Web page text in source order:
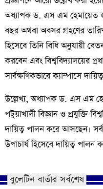
অধ্যাপক ড. এস এম হেমায়েত
বছর অথবা অবসর গ্রহণের
হিসেবে তিনি বিধি অনুযায়ী
করবেন এবং বিশ্ববিদ্যালয়ের
সার্বক্ষণিকভাবে ক্যাম্পাসে
উল্লেখ্য, অধ্যাপক ড. এস এম
পটুয়াখালী বিজ্ঞান ও প্রযুক্তি
দায়িত্ব পালন করে আসছেন।
উপাচার্য হিসেবে দায়িত্ব পালন
বুলেটিন বার্তার সর্বশেষ